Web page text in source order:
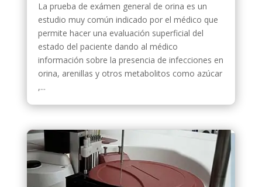
La prueba de exámen general de orina es un
estudio muy común indicado por el médico que
permite hacer una evaluación superficial del
estado del paciente dando al médico
información sobre la presencia de infecciones en
orina, arenillas y otros metabolitos como azúcar
,...